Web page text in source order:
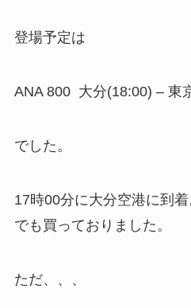
登場予定は
ANA 800 大分(18:00) – 東
でした。
17時00分に大分空港に到
でも買っておりました。
ただ、、、